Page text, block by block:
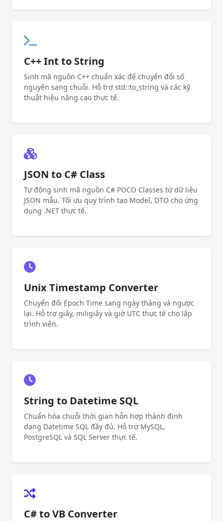
C++ Int to String
Sinh mã nguồn C++ chuẩn xác để chuyển đổi số
nguyên sang chuỗi. Hỗ trợ std::to_string và các kỹ
thuật hiệu năng cao thực tế.
JSON to C# Class
Tự động sinh mã nguồn C# POCO Classes từ dữ liệu
JSON mẫu. Tối ưu quy trình tạo Model, DTO cho ứng
dụng .NET thực tế.
Unix Timestamp Converter
Chuyển đổi Epoch Time sang ngày tháng và ngược
lại. Hỗ trợ giây, miligiây và giờ UTC thực tế cho lập
trình viên.
String to Datetime SQL
Chuẩn hóa chuỗi thời gian hỗn hợp thành định
dạng Datetime SQL đầy đủ. Hỗ trợ MySQL,
PostgreSQL và SQL Server thực tế.
C# to VB Converter